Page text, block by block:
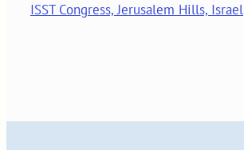
ISST Congress, Jerusalem Hills, Israel